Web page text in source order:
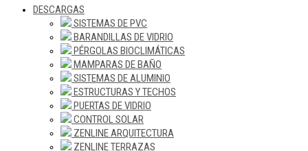
DESCARGAS
SISTEMAS DE PVC
BARANDILLAS DE VIDRIO
PÉRGOLAS BIOCLIMÁTICAS
MAMPARAS DE BAÑO
SISTEMAS DE ALUMINIO
ESTRUCTURAS Y TECHOS
PUERTAS DE VIDRIO
CONTROL SOLAR
ZENLINE ARQUITECTURA
ZENLINE TERRAZAS